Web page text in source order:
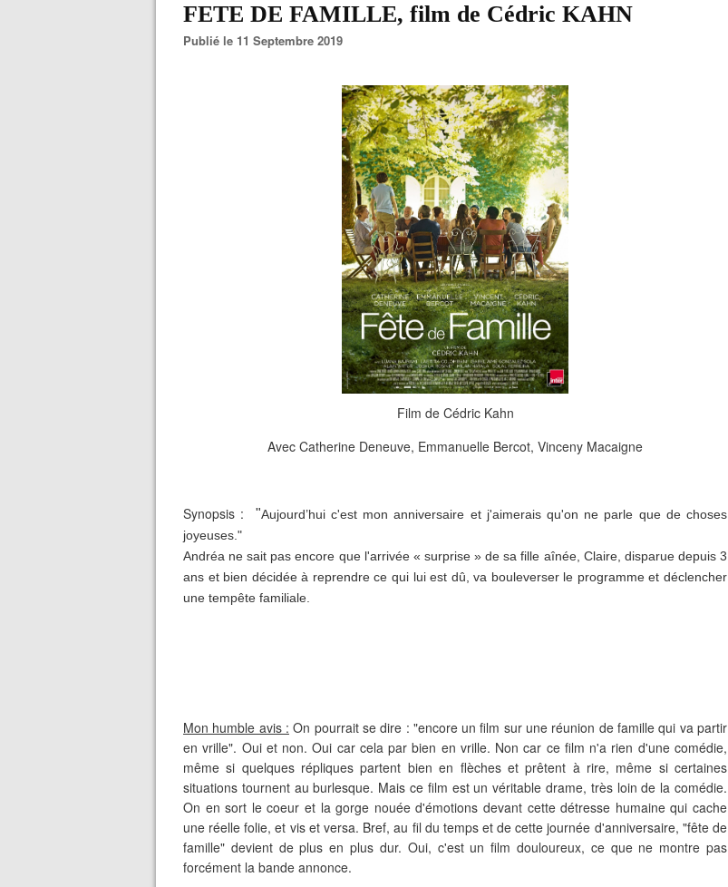
FETE DE FAMILLE, film de Cédric KAHN
Publié le 11 Septembre 2019
Film de Cédric Kahn
Avec Catherine Deneuve, Emmanuelle Bercot, Vinceny Macaigne
Synopsis : "Aujourd’hui c'est mon anniversaire et j'aimerais qu'on ne parle que de choses
joyeuses."
Andréa ne sait pas encore que l'arrivée « surprise » de sa fille aînée, Claire, disparue depuis 3
ans et bien décidée à reprendre ce qui lui est dû, va bouleverser le programme et déclencher
une tempête familiale.
Mon humble avis : On pourrait se dire : "encore un film sur une réunion de famille qui va partir
en vrille". Oui et non. Oui car cela par bien en vrille. Non car ce film n'a rien d'une comédie,
même si quelques répliques partent bien en flèches et prêtent à rire, même si certaines
situations tournent au burlesque. Mais ce film est un véritable drame, très loin de la comédie.
On en sort le coeur et la gorge nouée d'émotions devant cette détresse humaine qui cache
une réelle folie, et vis et versa. Bref, au fil du temps et de cette journée d'anniversaire, "fête de
famille" devient de plus en plus dur. Oui, c'est un film douloureux, ce que ne montre pas
forcément la bande annonce.